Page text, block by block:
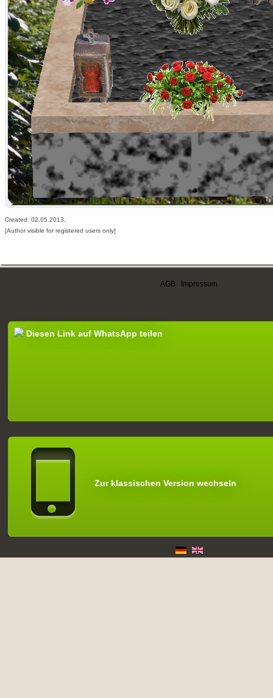
Created: 02.05.2013,
[Author visible for registered users only]
AGB Impressum
Diesen Link auf WhatsApp teilen
Zur klassischen Version wechseln